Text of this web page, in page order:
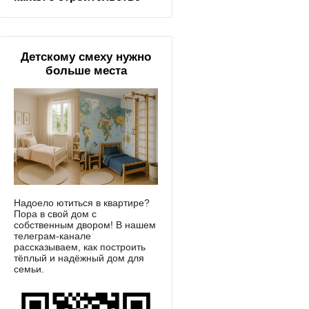
Детскому смеху нужно
больше места
Надоело ютиться в квартире?
Пора в свой дом с
собственным двором! В нашем
телеграм-канале
рассказываем, как построить
тёплый и надёжный дом для
семьи.